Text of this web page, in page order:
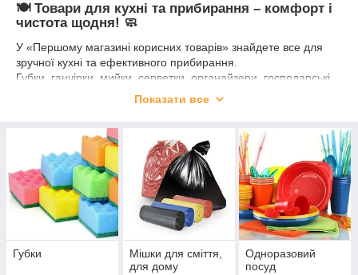
🍽️ Товари для кухні та прибирання – комфорт і
чистота щодня! 🧼
У «Першому магазині корисних товарів» знайдете все для
зручної кухні та ефективного прибирання.
Губки, ганчірки, мийки, серветки, органайзери, господарські
рукавички та інше – все під рукою, все якісне 💪
Показати все
Губки
Мішки для сміття,
для дому
Одноразовий
посуд